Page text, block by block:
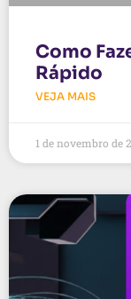
Como
Rápido
VEJA MAIS
1 de novembro de